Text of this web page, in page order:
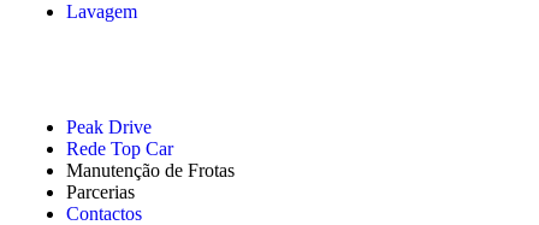
Lavagem
Peak Drive
Rede Top Car
Manutenção de Frotas
Parcerias
Contactos